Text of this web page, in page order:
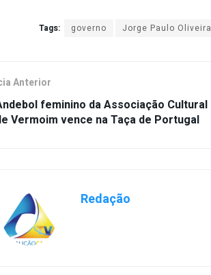
Tags: governo Jorge Paulo Oliveira
Anterior
feminino da Associação Cultural
Vermoim vence na Taça de Portugal
Redação